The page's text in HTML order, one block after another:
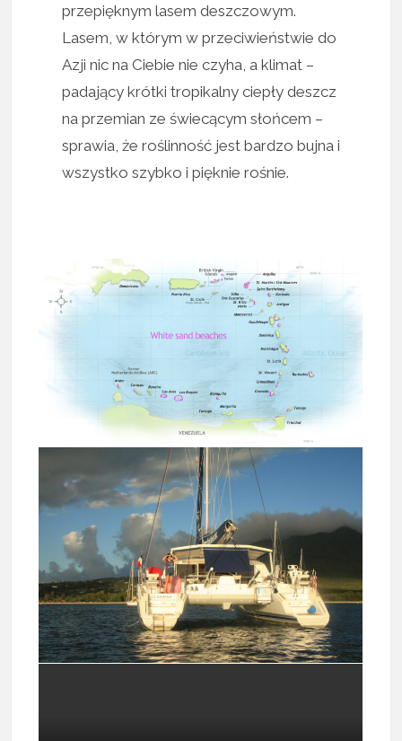
przepięknym lasem deszczowym.
Lasem, w którym w przeciwieństwie do
Azji nic na Ciebie nie czyha, a klimat –
padający krótki tropikalny ciepły deszcz
na przemian ze świecącym słońcem –
sprawia, że roślinność jest bardzo bujna i
wszystko szybko i pięknie rośnie.